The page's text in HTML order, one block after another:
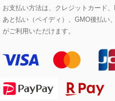
eur3
Maison de CINQ
MK MICHEL KLEIN BAG
HIROKO KOSHINO
セットアップワンピース
ステンカラーコート
ライダースジャケット
デニムジャケット
ヘアアクセサリー
ハンカチ・バンダナ
手袋
ブローチ・コサージュ
ボストンバッグ
バックパック・リュック
ボディバッグ・メッセン
スニーカー
フラットシューズ
ローファー
ローズ
カサブランカ・カラー
ラナンキュラス
お支払い方法は、クレジットカード
あと払い（ペイディ）、GMO後払い
がご利用いただけます。